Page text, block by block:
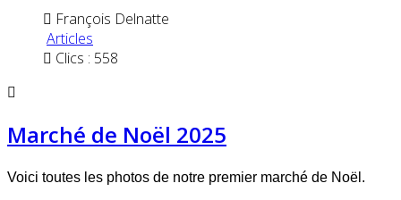
François Delnatte
Articles
Clics : 558
Marché de Noël 2025
Voici toutes les photos de notre premier marché de Noël.